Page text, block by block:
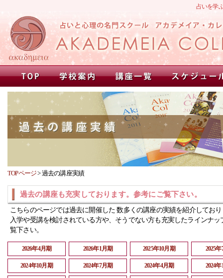
占いを学
TOPページ>過去の講座実績
過去の講座も充実しております。参考にご覧下さい。
こちらのページでは過去に開催した 数多くの講座の実績を紹介してお
入学や受講を検討されている方や、そうでない方も充実したラインナッ
覧下さい。
2026年4月期 2026年1月期 2025年10月期 2025
2024年10月期 2024年7月期 2024年4月期 2024